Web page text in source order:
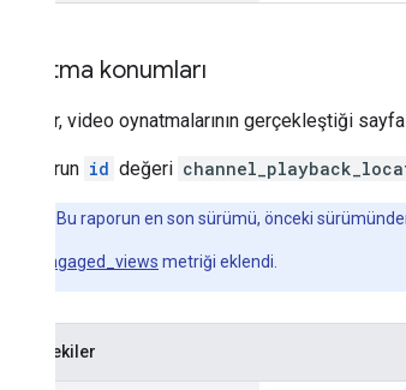
Oynatma konumları
Bu rapor, video oynatmalarının gerçekleştiği
Bu raporun id değeri
Bu raporun en son sürümü, önceki
engaged_views metriği eklendi.
İçindekiler